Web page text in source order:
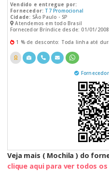
Vendido e entregue por:
Fornecedor: T7 Promocional
Cidade: SÃo Paulo - SP
Atendemos em todo Brasil
Fornecedor Bríndice desde: 01/01/2008
1 % de desconto: Toda linha até
Veja mais ( Mochila ) do
clique aqui para ver todos